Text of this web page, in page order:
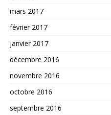
mars 2017
février 2017
janvier 2017
décembre 2016
novembre 2016
octobre 2016
septembre 2016